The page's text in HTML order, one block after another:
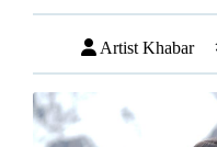
Artist Khabar